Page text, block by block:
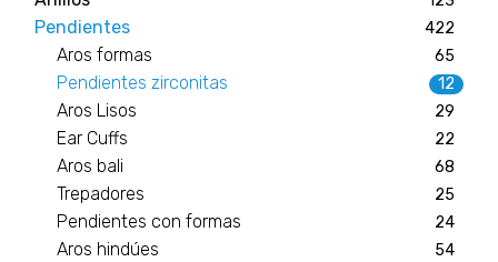
Pendientes 422
Aros formas 65
Pendientes zirconitas 12
Aros Lisos 29
Ear Cuffs 22
Aros bali 68
Trepadores 25
Pendientes con formas 24
Aros hindúes 54